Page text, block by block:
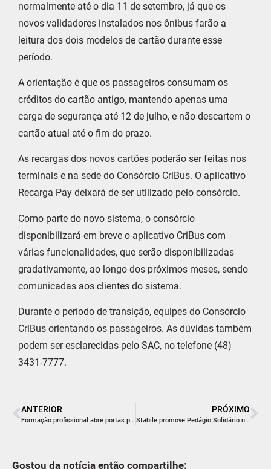
normalmente até o dia 11 de setembro, já que os
novos validadores instalados nos ônibus farão a
leitura dos dois modelos de cartão durante esse
período.
A orientação é que os passageiros consumam os
créditos do cartão antigo, mantendo apenas uma
carga de segurança até 12 de julho, e não descartem o
cartão atual até o fim do prazo.
As recargas dos novos cartões poderão ser feitas nos
terminais e na sede do Consórcio CriBus. O aplicativo
Recarga Pay deixará de ser utilizado pelo consórcio.
Como parte do novo sistema, o consórcio
disponibilizará em breve o aplicativo CriBus com
várias funcionalidades, que serão disponibilizadas
gradativamente, ao longo dos próximos meses, sendo
comunicadas aos clientes do sistema.
Durante o período de transição, equipes do Consórcio
CriBus orientando os passageiros. As dúvidas também
podem ser esclarecidas pelo SAC, no telefone (48)
3431-7777.
ANTERIOR
Formação profissional abre portas para o empreendedorismo e carreiras internacionais na área de barbearia
PRÓXIMO
Stabile promove Pedágio Solidário nas ruas de Criciúma para arrecadar fundos em apoio a pessoas com Parkinson
Gostou da notícia então compartilhe: